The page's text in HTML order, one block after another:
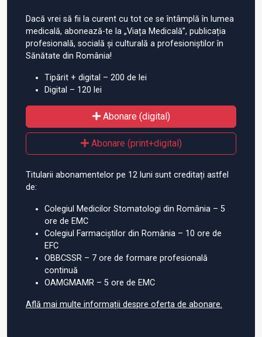
Dacă vrei să fii la curent cu tot ce se întâmplă în lumea
medicală, abonează-te la „Viața Medicală”, publicația
profesională, socială și culturală a profesioniștilor în
Sănătate din România!
Tipărit + digital – 200 de lei
Digital – 120 lei
Abonare (digital)
Abonare (print+digital)
Titularii abonamentelor pe 12 luni sunt creditați astfel
de:
Colegiul Medicilor Stomatologi din România – 5
ore de EMC
Colegiul Farmaciștilor din România – 10 ore de
EFC
OBBCSSR – 7 ore de formare profesională
continuă
OAMGMAMR – 5 ore de EMC
Află mai multe informații despre oferta de abonare.